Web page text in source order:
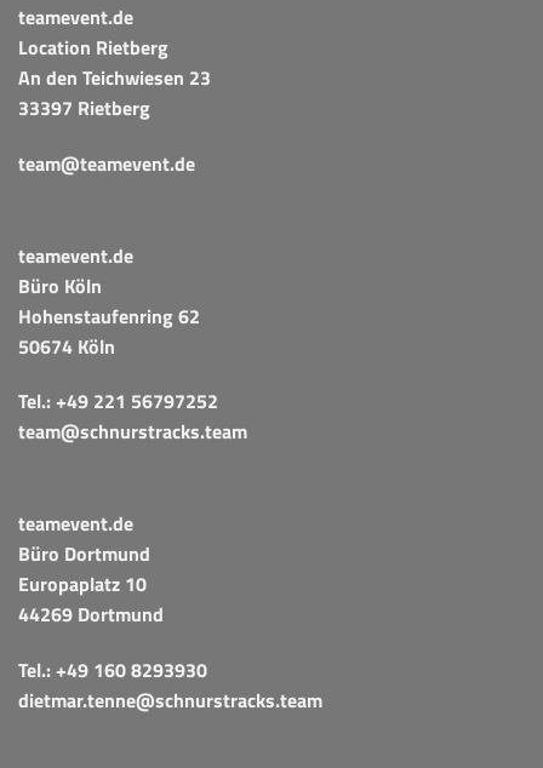
teamevent.de
Location Rietberg
An den Teichwiesen 23
33397 Rietberg
team@teamevent.de
teamevent.de
Büro Köln
Hohenstaufenring 62
50674 Köln
Tel.:+49 221 56797252
team@schnurstracks.team
teamevent.de
Büro Dortmund
Europaplatz 10
44269 Dortmund
Tel.:+49 160 8293930
dietmar.tenne@schnurstracks.team